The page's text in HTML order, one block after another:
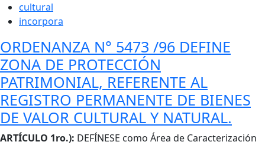
cultural
incorpora
ORDENANZA N° 5473 /96 DEFINE
ZONA DE PROTECCIÓN
PATRIMONIAL, REFERENTE AL
REGISTRO PERMANENTE DE BIENES
DE VALOR CULTURAL Y NATURAL.
Cuerpo
ARTÍCULO 1ro.): DEFÍNESE como Área de Caracterización